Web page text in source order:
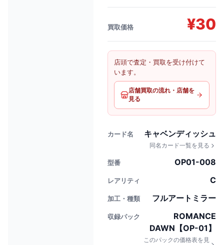
買取価格 ¥30
店頭で査定・買取を受け付けて
います。
店舗買取の流れ・店舗を
見る
カード名 キャベンディッシュ
同名カード一覧を見る
型番 OP01-008
レアリティ C
加工・種類 フルアートミラー
収録パック
ROMANCE
DAWN【OP-01】
このパックの価格表を見